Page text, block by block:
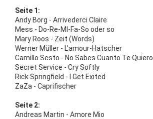
Seite 1:
Andy Borg - Arrivederci Claire
Mess - Do-Re-MI-Fa-So oder so
Mary Roos - Zeit (Words)
Werner Müller - L'amour-Hatscher
Camillo Sesto - No Sabes Cuanto Te Quiero
Secret Service - Cry Softly
Rick Springfield - I Get Exited
ZaZa - Caprifischer
Seite 2:
Andreas Martin - Amore Mio